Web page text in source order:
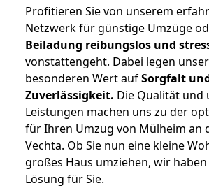
Profitieren Sie von unserem
Netzwerk für günstige Umzüge
Beiladung reibungslos und
vonstattengeht. Dabei legen
besonderen Wert aufSorgfalt
Zuverlässigkeit. Die Qualität und
Leistungen machen uns zu der
für Ihren Umzug von Mülheim an
Vechta. Ob Sie nun eine kleine
großes Haus umziehen, wir
Lösung für Sie.